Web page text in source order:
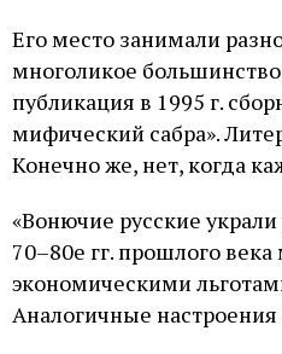
Его место занимали
многоликое
публикация в 1995 г.
мифический сабра».
Конечно же, нет, когда
«Вонючие русские
70–80е гг. прошлого
экономическими
Аналогичные настроения